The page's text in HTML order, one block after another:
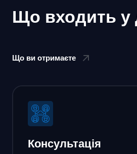
Що входить у
Що ви отримаєте
Консультація